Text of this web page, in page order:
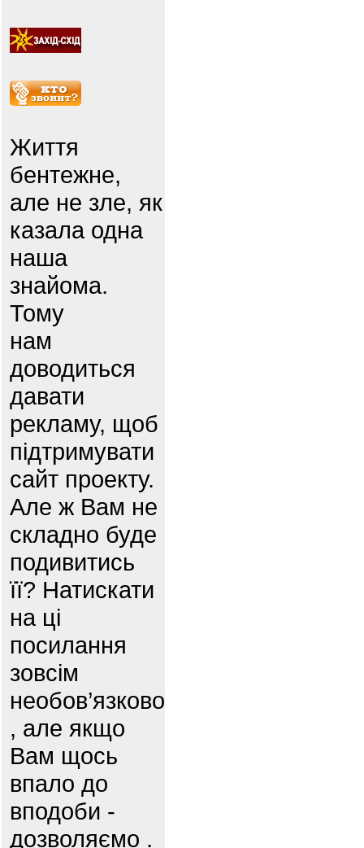
Життя
бентежне,
але не зле, як
казала одна
наша
знайома.
Тому
нам
доводиться
давати
рекламу, щоб
підтримувати
сайт проекту.
Але ж Вам не
складно буде
подивитись
її? Натискати
на ці
посилання
зовсім
необов’язково
, але якщо
Вам щось
впало до
вподоби -
дозволяємо .